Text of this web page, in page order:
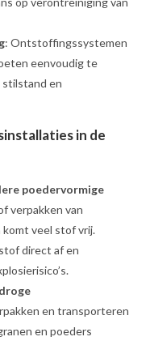
: Ontstoffingssystemen
eenvoudig te
stilstand en
in de
poedervormige
verpakken van
veel stof vrij.
direct af en
en transporteren
en poeders